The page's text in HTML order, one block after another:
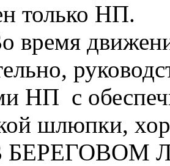
только НП.
время
НП с
шлюпки,
БЕРЕГОВОМ